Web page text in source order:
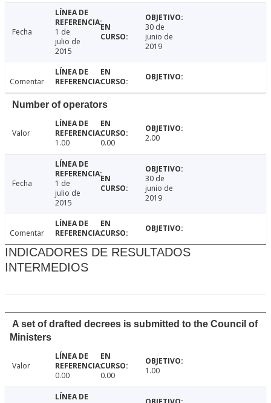
Fecha
1 de
julio de
2015
30 de
junio de
2019
Comentar
Number of operators
Valor
1.00
0.00 2.00
Fecha
1 de
julio de
2015
30 de
junio de
2019
Comentar
INDICADORES DE RESULTADOS
INTERMEDIOS
A set of drafted decrees is submitted to the Council of
Ministers
Valor
0.00
0.00 1.00